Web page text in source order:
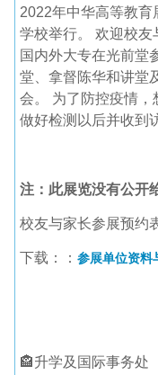
2022年中华高等教
学校举行。 欢迎校
国内外大专在光前堂
堂、拿督陈华和讲堂
会。 为了防控疫情，
做好检测以后并收到
注：此展览没有公开
校友与家长参展预约
下载：： 参展单位资料
🏤升学及国际事务处